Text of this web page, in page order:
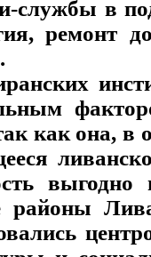
службы в
ремонт
как она,
районы